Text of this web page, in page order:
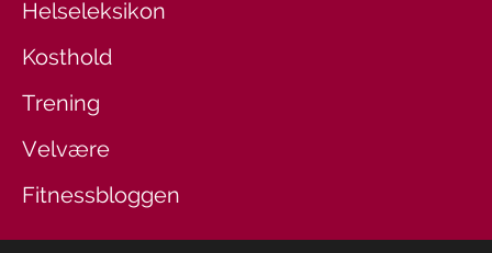
Helseleksikon
Kosthold
Trening
Velvære
Fitnessbloggen